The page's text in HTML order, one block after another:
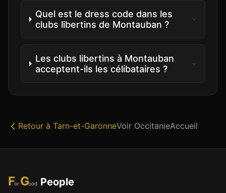
Quel est le dress code dans les
clubs libertins de Montauban ?
Les clubs libertins à Montauban
acceptent-ils les célibataires ?
Retour à Tarn-et-GaronneVoir OccitanieAccueil
For Good People